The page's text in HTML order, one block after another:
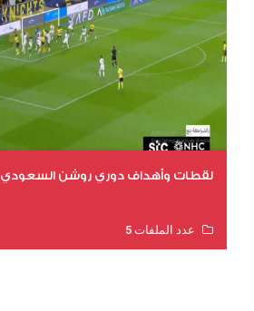
لقطات وأهداف دوري روشن السعودي
عدد الملفات 5